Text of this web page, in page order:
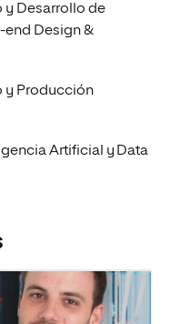
y Desarrollo de
end Design &
y Producción
Artificial y Data